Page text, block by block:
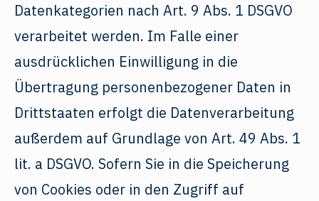
Datenkategorien nach Art. 9 Abs. 1 DSGVO
verarbeitet werden. Im Falle einer
ausdrücklichen Einwilligung in die
Übertragung personenbezogener Daten in
Drittstaaten erfolgt die Datenverarbeitung
außerdem auf Grundlage von Art. 49 Abs. 1
lit. a DSGVO. Sofern Sie in die Speicherung
von Cookies oder in den Zugriff auf